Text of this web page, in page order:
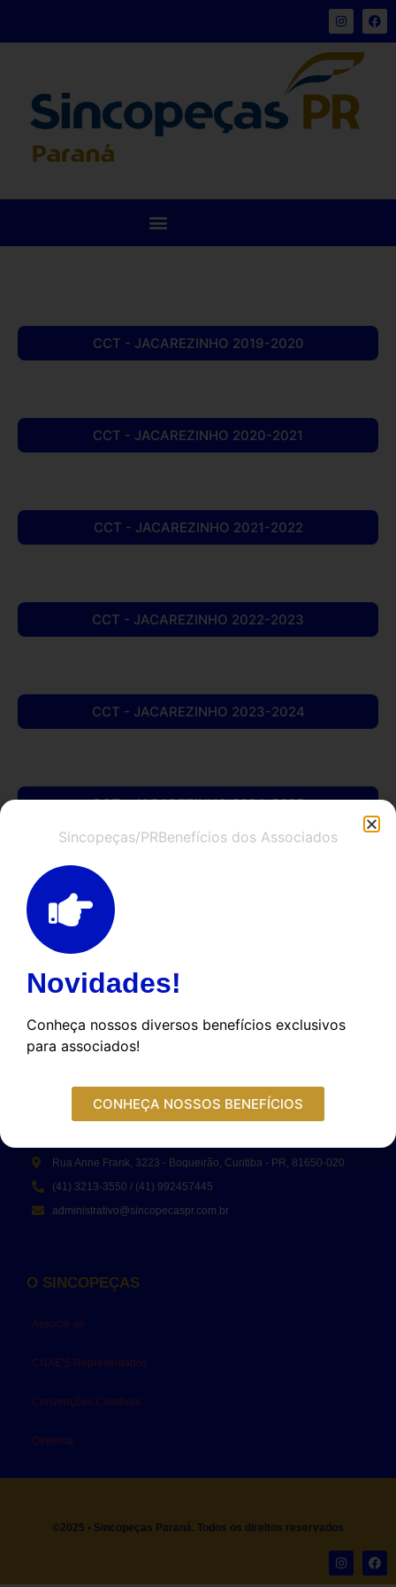
CCT - JACAREZINHO 2019-2020
CCT - JACAREZINHO 2020-2021
CCT - JACAREZINHO 2021-2022
CCT - JACAREZINHO 2022-2023
CCT - JACAREZINHO 2023-2024
CCT - JACAREZINHO 2024-2025
FALE CONOSCO
Rua Anne Frank, 3223 - Boqueirão, Curitiba - PR, 81650-020
(41) 3213-3550 / (41) 992457445
administrativo@sincopecaspr.com.br
O SINCOPEÇAS
Associe-se
CNAE'S Representados
Convenções Coletivas
Diretoria
©2025 • Sincopeças Paraná. Todos os direitos reservados
Sincopeças/PRBenefícios dos Associados
Novidades!
Conheça nossos diversos benefícios exclusivos
para associados!
CONHEÇA NOSSOS BENEFÍCIOS